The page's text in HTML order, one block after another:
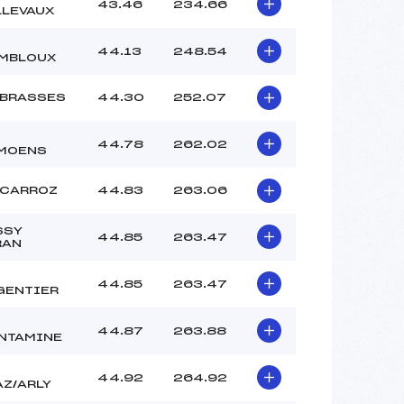
:
43.46 234.66
44.13 248.54
44.30 252.07
44.78 262.02
44.83 263.06
44.85 263.47
44.85 263.47
44.87 263.88
ARLY
44.92 264.92